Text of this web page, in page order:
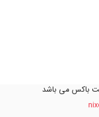
باکس می باشد